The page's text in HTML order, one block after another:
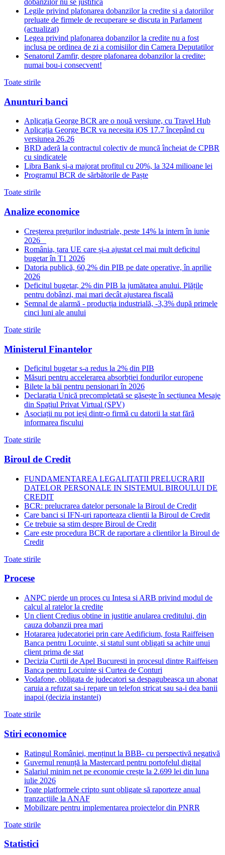
dobanzilor nu se justifica
Legile privind plafonarea dobanzilor la credite si a datoriilor
preluate de firmele de recuperare se discuta in Parlament
(actualizat)
Legea privind plafonarea dobanzilor la credite nu a fost
inclusa pe ordinea de zi a comisiilor din Camera Deputatilor
Senatorul Zamfir, despre plafonarea dobanzilor la credite:
numai bou-i consecvent!
Toate stirile
Anunturi banci
Aplicația George BCR are o nouă versiune, cu Travel Hub
Aplicația George BCR va necesita iOS 17.7 începând cu
versiunea 26.26
BRD aderă la contractul colectiv de muncă încheiat de CPBR
cu sindicatele
Libra Bank și-a majorat profitul cu 20%, la 324 milioane lei
Programul BCR de sărbătorile de Paște
Toate stirile
Analize economice
Creșterea prețurilor industriale, peste 14% la intern în iunie
2026
România, țara UE care și-a ajustat cel mai mult deficitul
bugetar în T1 2026
Datoria publică, 60,2% din PIB pe date operative, în aprilie
2026
Deficitul bugetar, 2% din PIB la jumătatea anului. Plățile
pentru dobânzi, mai mari decât ajustarea fiscală
Semnal de alarmă - producția industrială, -3,3% după primele
cinci luni ale anului
Toate stirile
Ministerul Finantelor
Deficitul bugetar s-a redus la 2% din PIB
Măsuri pentru accelerarea absorbției fondurilor europene
Bilete la băi pentru pensionari în 2026
Declarația Unică precompletată se găsește în secțiunea Mesaje
din Spațiul Privat Virtual (SPV)
Asociații nu pot ieși dintr-o firmă cu datorii la stat fără
informarea fiscului
Toate stirile
Biroul de Credit
FUNDAMENTAREA LEGALITATII PRELUCRARII
DATELOR PERSONALE IN SISTEMUL BIROULUI DE
CREDIT
BCR: prelucrarea datelor personale la Biroul de Credit
Care banci si IFN-uri raporteaza clientii la Biroul de Credit
Ce trebuie sa stim despre Biroul de Credit
Care este procedura BCR de raportare a clientilor la Biroul de
Credit
Toate stirile
Procese
ANPC pierde un proces cu Intesa si ARB privind modul de
calcul al ratelor la credite
Un client Credius obtine in justitie anularea creditului, din
cauza dobanzii prea mari
Hotararea judecatoriei prin care Aedificium, fosta Raiffeisen
Banca pentru Locuinte, si statul sunt obligati sa achite unui
client prima de stat
Decizia Curtii de Apel Bucuresti in procesul dintre Raiffeisen
Banca pentru Locuinte si Curtea de Conturi
Vodafone, obligata de judecatori sa despagubeasca un abonat
caruia a refuzat sa-i repare un telefon stricat sau sa-i dea banii
inapoi (decizia instantei)
Toate stirile
Stiri economice
Ratingul României, menținut la BBB- cu perspectivă negativă
Guvernul renunță la Mastercard pentru portofelul digital
Salariul minim net pe economie crește la 2.699 lei din luna
iulie 2026
Toate platformele cripto sunt obligate să raporteze anual
tranzacțiile la ANAF
Mobilizare pentru implementarea proiectelor din PNRR
Toate stirile
Statistici